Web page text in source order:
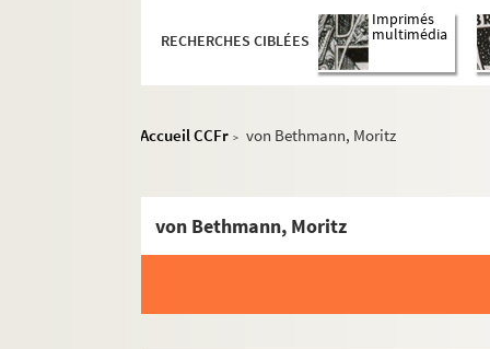
RECHERCHES CIBLÉES
Imprimés
multimédia
Accueil CCFr > von Bethmann, Moritz
von Bethmann, Moritz
Baumgartner
Baur